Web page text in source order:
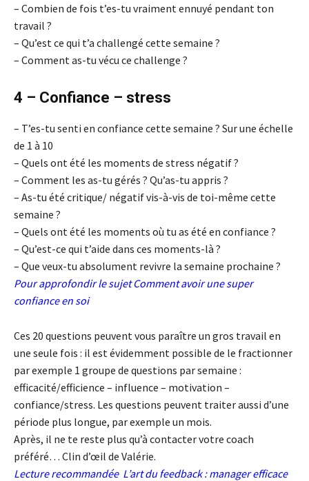
– Combien de fois t’es-tu vraiment ennuyé pendant ton
travail ?
– Qu’est ce qui t’a challengé cette semaine ?
– Comment as-tu vécu ce challenge ?
4 – Confiance – stress
– T’es-tu senti en confiance cette semaine ? Sur une échelle
de 1 à 10
– Quels ont été les moments de stress négatif ?
– Comment les as-tu gérés ? Qu’as-tu appris ?
– As-tu été critique/ négatif vis-à-vis de toi-même cette
semaine ?
– Quels ont été les moments où tu as été en confiance ?
– Qu’est-ce qui t’aide dans ces moments-là ?
– Que veux-tu absolument revivre la semaine prochaine ?
Pour approfondir le sujetComment avoir une super
confiance en soi
Ces 20 questions peuvent vous paraître un gros travail en
une seule fois : il est évidemment possible de le fractionner
par exemple 1 groupe de questions par semaine :
efficacité/efficience – influence – motivation –
confiance/stress. Les questions peuvent traiter aussi d’une
période plus longue, par exemple un mois.
Après, il ne te reste plus qu’à contacter votre coach
préféré… Clin d’œil de Valérie.
Lecture recommandée L’art du feedback : manager efficace